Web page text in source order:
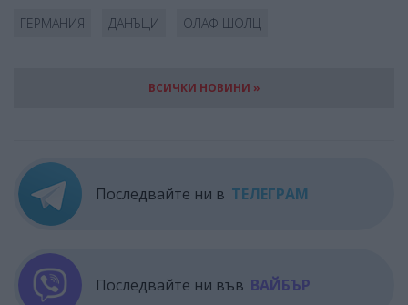
ГЕРМАНИЯ ДАНЪЦИ ОЛАФ ШОЛЦ
ВСИЧКИ НОВИНИ »
Последвайте ни в ТЕЛЕГРАМ
Последвайте ни във ВАЙБЪР